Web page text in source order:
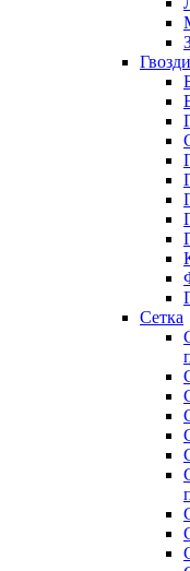
Гвозди
Сетка